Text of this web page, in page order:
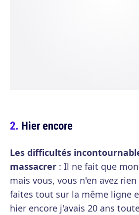
Hier encore
Les difficultés
massacrer : Il ne fait que
mais vous, vous n'en avez
faites tout sur la même ligne
hier encore j'avais 20 ans